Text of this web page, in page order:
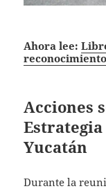
Ahora lee:
Acciones
Yucatán
Durante la